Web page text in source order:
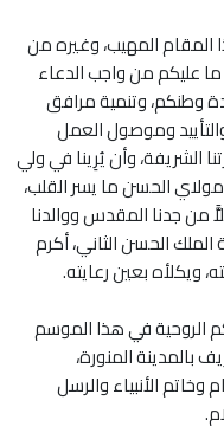
المقام المهيب، وغيره من
عليكم من واجب الدعاء
وطنكم، وتنمية مرافق
والتأييد وموصول العمل
الشريفة، وأن يُرِينا في ولي
الحسن ما يسر القلب،
من جدنا المقدس ووالدنا
الحسن الثاني، أكرم
ويكلأه بعين رعايته.
الروحية في هذا الموسم
بالمدينة المنورة،
الأنبياء والرسل